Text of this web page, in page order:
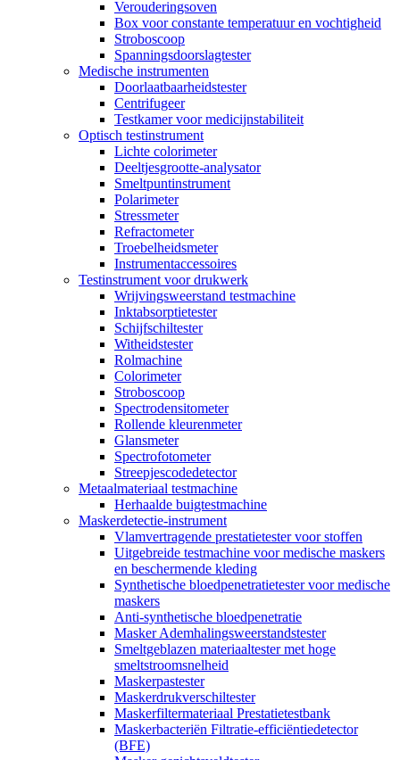
Verouderingsoven
Box voor constante temperatuur en vochtigheid
Stroboscoop
Spanningsdoorslagtester
Medische instrumenten
Doorlaatbaarheidstester
Centrifugeer
Testkamer voor medicijnstabiliteit
Optisch testinstrument
Lichte colorimeter
Deeltjesgrootte-analysator
Smeltpuntinstrument
Polarimeter
Stressmeter
Refractometer
Troebelheidsmeter
Instrumentaccessoires
Testinstrument voor drukwerk
Wrijvingsweerstand testmachine
Inktabsorptietester
Schijfschiltester
Witheidstester
Rolmachine
Colorimeter
Stroboscoop
Spectrodensitometer
Rollende kleurenmeter
Glansmeter
Spectrofotometer
Streepjescodedetector
Metaalmateriaal testmachine
Herhaalde buigtestmachine
Maskerdetectie-instrument
Vlamvertragende prestatietester voor stoffen
Uitgebreide testmachine voor medische maskers
en beschermende kleding
Synthetische bloedpenetratietester voor medische
maskers
Anti-synthetische bloedpenetratie
Masker Ademhalingsweerstandstester
Smeltgeblazen materiaaltester met hoge
smeltstroomsnelheid
Maskerpastester
Maskerdrukverschiltester
Maskerfiltermateriaal Prestatietestbank
Maskerbacteriën Filtratie-efficiëntiedetector
(BFE)